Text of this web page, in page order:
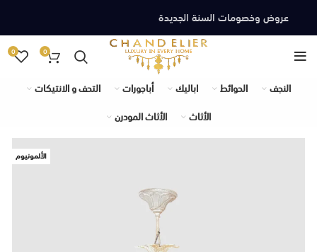
0
0
النجف الحوائط اباليك أباجورات
التحف و الانتيكات
الأثاث
الأثاث المودرن
الألمونيوم
عروض وخصومات السنة الجديدة